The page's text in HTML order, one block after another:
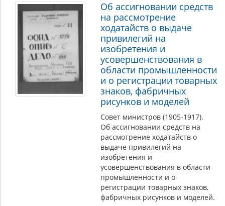
Об ассигновании средств
на рассмотрение
ходатайств о выдаче
привилегий на
изобретения и
усовершенствования в
области промышленности
и о регистрации товарных
знаков, фабричных
рисунков и моделей
Совет министров (1905-1917).
Об ассигновании средств на
рассмотрение ходатайств о
выдаче привилегий на
изобретения и
усовершенствования в области
промышленности и о
регистрации товарных знаков,
фабричных рисунков и моделей.